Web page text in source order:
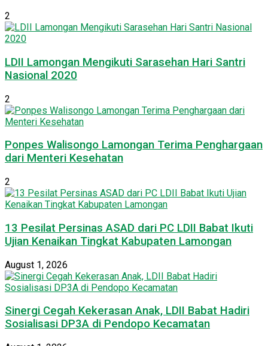
2
LDII Lamongan Mengikuti Sarasehan Hari Santri
Nasional 2020
2
Ponpes Walisongo Lamongan Terima Penghargaan
dari Menteri Kesehatan
2
13 Pesilat Persinas ASAD dari PC LDII Babat Ikuti
Ujian Kenaikan Tingkat Kabupaten Lamongan
August 1, 2026
Sinergi Cegah Kekerasan Anak, LDII Babat Hadiri
Sosialisasi DP3A di Pendopo Kecamatan